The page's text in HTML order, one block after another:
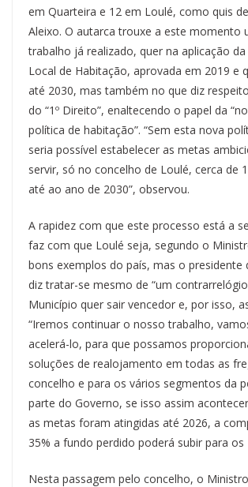
em Quarteira e 12 em Loulé, como quis
Aleixo. O autarca trouxe a este momento
trabalho já realizado, quer na aplicação
Local de Habitação, aprovada em 2019 e
até 2030, mas também no que diz
do “1º Direito”, enaltecendo o papel da
política de habitação”. “Sem esta nova
seria possível estabelecer as metas
servir, só no concelho de Loulé, cerca de
até ao ano de 2030”, observou.
A rapidez com que este processo está a
faz com que Loulé seja, segundo o
bons exemplos do país, mas o presidente
diz tratar-se mesmo de “um
Município quer sair vencedor e, por isso,
“Iremos continuar o nosso trabalho,
acelerá-lo, para que possamos
soluções de realojamento em todas as
concelho e para os vários segmentos da
parte do Governo, se isso assim
as metas foram atingidas até 2026, a
35% a fundo perdido poderá subir para os
Nesta passagem pelo concelho, o